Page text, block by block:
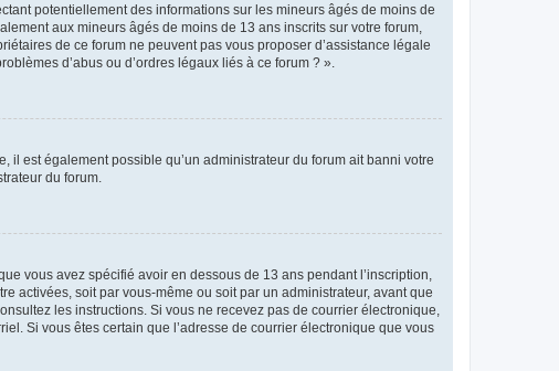
potentiellement des informations sur les mineurs âgés de moins de
aux mineurs âgés de moins de 13 ans inscrits sur votre forum,
de ce forum ne peuvent pas vous proposer d’assistance légale
d’abus ou d’ordres légaux liés à ce forum ? ».
il est également possible qu’un administrateur du forum ait banni votre
du forum.
vous avez spécifié avoir en dessous de 13 ans pendant l’inscription,
activées, soit par vous-même ou soit par un administrateur, avant que
les instructions. Si vous ne recevez pas de courrier électronique,
Si vous êtes certain que l’adresse de courrier électronique que vous